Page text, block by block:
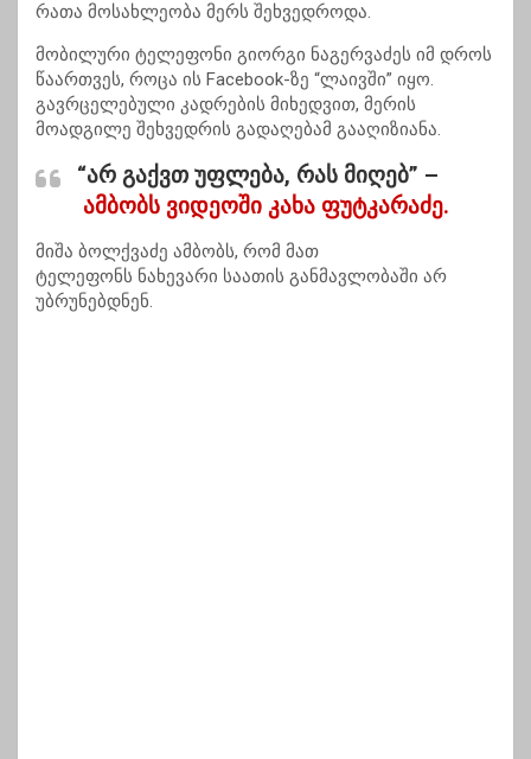
რათა მოსახლეობა მერს შეხვედროდა.
მობილური ტელეფონი გიორგი ნაგერვაძეს იმ დროს
წაართვეს, როცა ის Facebook-ზე “ლაივში” იყო.
გავრცელებული კადრების მიხედვით, მერის
მოადგილე შეხვედრის გადაღებამ გააღიზიანა.
“არ გაქვთ უფლება, რას მიღებ” –
ამბობს ვიდეოში კახა ფუტკარაძე.
მიშა ბოლქვაძე ამბობს, რომ მათ
ტელეფონს ნახევარი საათის განმავლობაში არ
უბრუნებდნენ.